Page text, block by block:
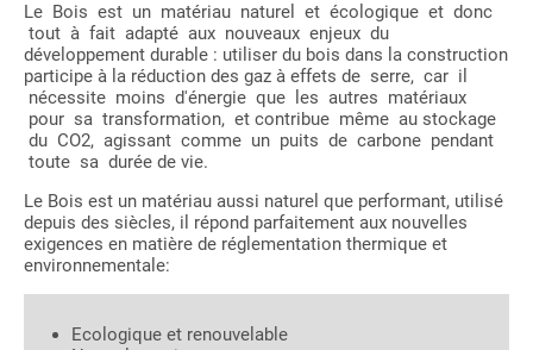
Le Bois est un matériau naturel et écologique et donc
tout à fait adapté aux nouveaux enjeux du
développement durable : utiliser du bois dans la construction
participe à la réduction des gaz à effets de serre, car il
nécessite moins d'énergie que les autres matériaux
pour sa transformation, et contribue même au stockage
du CO2, agissant comme un puits de carbone pendant
toute sa durée de vie.
Le Bois est un matériau aussi naturel que performant, utilisé
depuis des siècles, il répond parfaitement aux nouvelles
exigences en matière de réglementation thermique et
environnementale:
Ecologique et renouvelable